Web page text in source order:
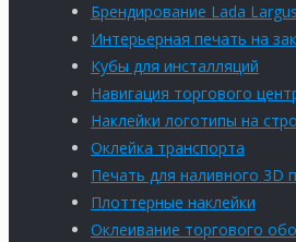
Брендирование Lada Largus
Интерьерная печать на
Кубы для инсталляций
Навигация торгового
Наклейки логотипы на
Оклейка транспорта
Печать для наливного 3D
Плоттерные наклейки
Оклеивание торгового